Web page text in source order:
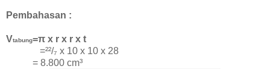
Pembahasan :
Vtabung=π x r x r x t
=²²/₇ x 10 x 10 x 28
= 8.800 cm³